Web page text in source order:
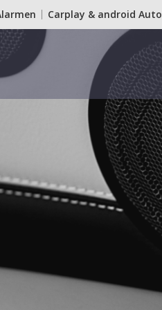
Carplay & android Auto